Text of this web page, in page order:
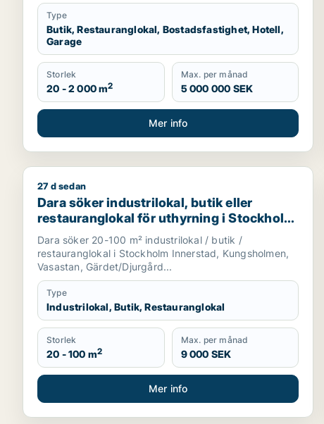
Type
Butik, Restauranglokal, Bostadsfastighet, Hotell,
Garage
Storlek
20 - 2 000 m2
Max. per månad
5 000 000 SEK
Mer info
Dara söker industrilokal, butik eller restauranglokal
27 d sedan
Dara söker industrilokal, butik eller
restauranglokal för uthyrning i Stockholm
Innerstad, Kungsholmen eller Vasastan
m.fl.
Dara söker 20-100 m² industrilokal / butik /
restauranglokal i Stockholm Innerstad, Kungsholmen,
Vasastan, Gärdet/Djurgård...
Type
Industrilokal, Butik, Restauranglokal
Storlek
20 - 100 m2
Max. per månad
9 000 SEK
Mer info